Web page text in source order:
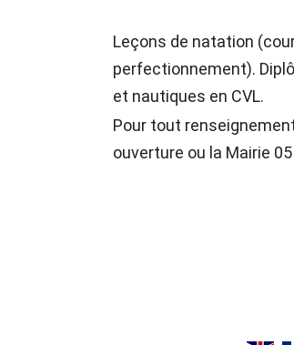
Leçons de natation
perfectionnement).
et nautiques en CVL.
Pour tout
ouverture ou la Mairie